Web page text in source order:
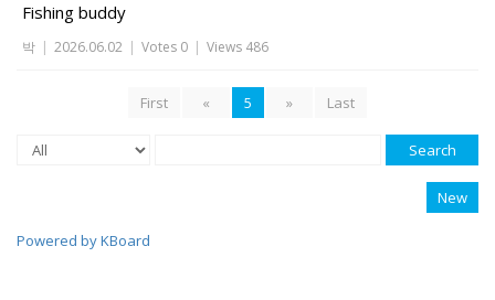
Fishing buddy
박 | 2026.06.02 | Votes 0 | Views 486
First « 5 » Last
Search
New
Powered by KBoard